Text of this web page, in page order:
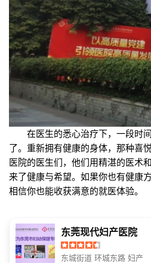
在医生的悉心治疗下，一段时
了。重新拥有健康的身体，那种喜
医院的医生们，他们用精湛的医术
来了健康与希望。如果你也有健康
相信你也能收获满意的就医体验。
东莞现代妇产医院
东城街道 环城东路 妇产